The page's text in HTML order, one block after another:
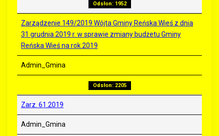
Odsłon: 1952
Zarządzenie 149/2019 Wójta Gminy Reńska Wieś z dnia
31 grudnia 2019 r. w sprawie zmiany budżetu Gminy
Reńska Wieś na rok 2019
Admin_Gmina
Odsłon: 2205
Zarz. 61.2019
Admin_Gmina